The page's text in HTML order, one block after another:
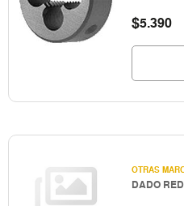
$5.390
OTRAS
DADO